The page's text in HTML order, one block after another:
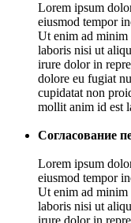
Lorem ipsum
eiusmod tempor
Ut enim ad minim
laboris nisi ut
irure dolor in
dolore eu fugiat
cupidatat non
mollit anim id est
Согласование
Lorem ipsum
eiusmod tempor
Ut enim ad minim
laboris nisi ut